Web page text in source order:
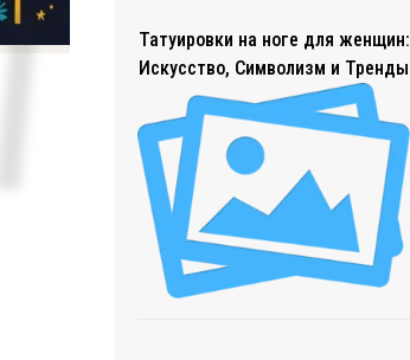
Татуировки на ноге для женщин:
Искусство, Символизм и Тренды